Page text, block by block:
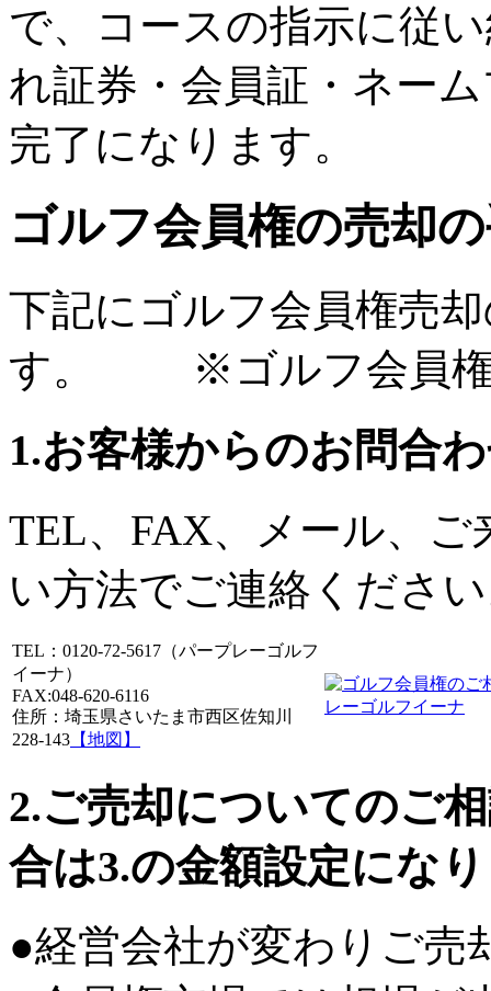
で、コースの指示に従
れ証券・会員証・ネー
完了になります。
ゴルフ会員権の売却
下記にゴルフ会員権売
す。 ※ゴルフ会員権
1.お客様からのお問合
TEL、FAX、メール、
い方法でご連絡くださ
TEL：0120-72-5617（パープレーゴルフ
イーナ）
FAX:048-620-6116
住所：埼玉県さいたま市西区佐知川
228-143 【地図】
2.ご売却についてのご
合は3.の金額設定にな
●経営会社が変わりご売